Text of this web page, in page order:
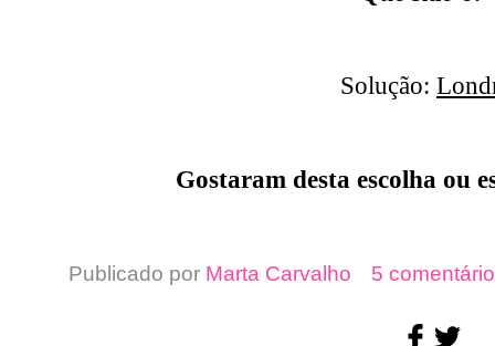
Solução:
Gostaram desta escolha ou
Publicado por Marta Carvalho 5